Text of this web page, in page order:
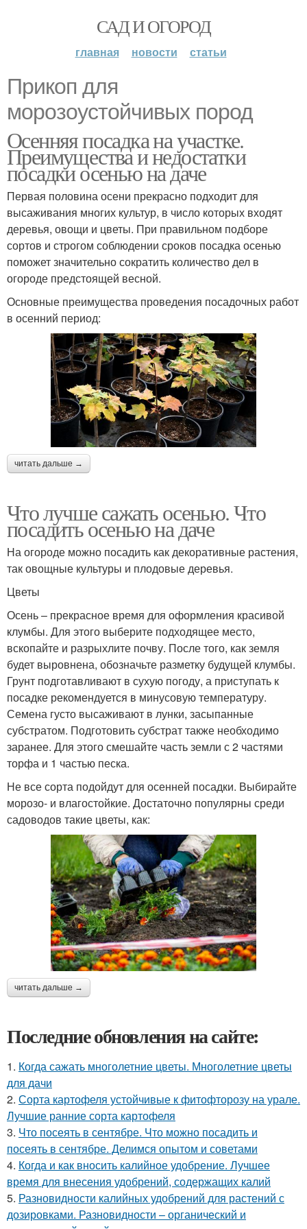
САД И ОГОРОД
главная новости статьи
Прикоп для
морозоустойчивых пород
Осенняя посадка на участке.
Преимущества и недостатки
посадки осенью на даче
Первая половина осени прекрасно подходит для
высаживания многих культур, в число которых входят
деревья, овощи и цветы. При правильном подборе
сортов и строгом соблюдении сроков посадка осенью
поможет значительно сократить количество дел в
огороде предстоящей весной.
Основные преимущества проведения посадочных работ
в осенний период:
читать дальше →
Что лучше сажать осенью. Что
посадить осенью на даче
На огороде можно посадить как декоративные растения,
так овощные культуры и плодовые деревья.
Цветы
Осень – прекрасное время для оформления красивой
клумбы. Для этого выберите подходящее место,
вскопайте и разрыхлите почву. После того, как земля
будет выровнена, обозначьте разметку будущей клумбы.
Грунт подготавливают в сухую погоду, а приступать к
посадке рекомендуется в минусовую температуру.
Семена густо высаживают в лунки, засыпанные
субстратом. Подготовить субстрат также необходимо
заранее. Для этого смешайте часть земли с 2 частями
торфа и 1 частью песка.
Не все сорта подойдут для осенней посадки. Выбирайте
морозо- и влагостойкие. Достаточно популярны среди
садоводов такие цветы, как:
читать дальше →
Последние обновления на сайте:
1. Когда сажать многолетние цветы. Многолетние цветы
для дачи
2. Сорта картофеля устойчивые к фитофторозу на урале.
Лучшие ранние сорта картофеля
3. Что посеять в сентябре. Что можно посадить и
посеять в сентябре. Делимся опытом и советами
4. Когда и как вносить калийное удобрение. Лучшее
время для внесения удобрений, содержащих калий
5. Разновидности калийных удобрений для растений с
дозировками. Разновидности – органический и